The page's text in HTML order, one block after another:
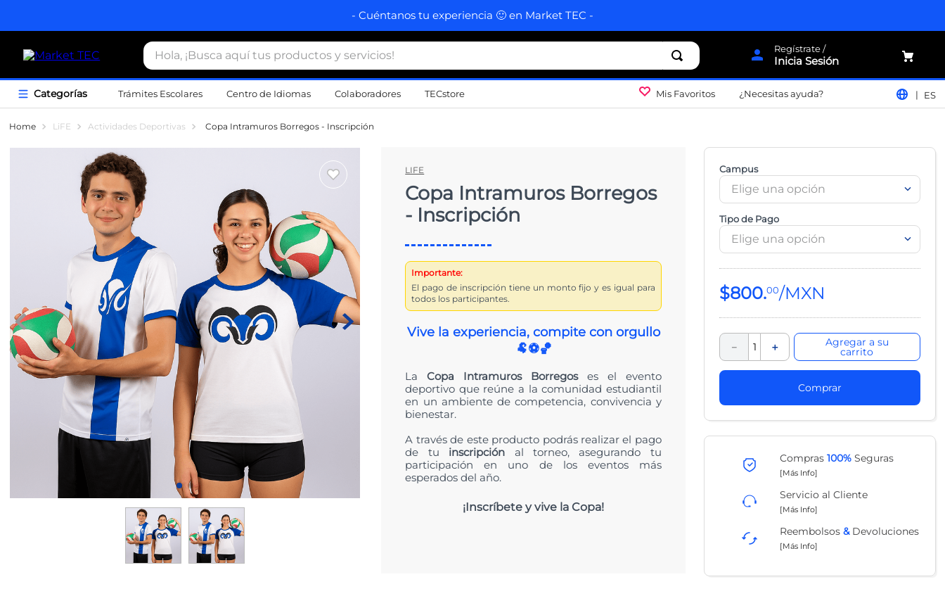
- Cuéntanos tu experiencia 🙂 en Market TEC -
Hola, ¡Busca aquí tus productos y servicios!
Inicia Sesión
Trámites Escolares Centro de Idiomas Colaboradores TECstore Mis Favoritos ¿Necesitas ayuda? ES
LiFE Actividades Deportivas Copa Intramuros Borregos - Inscripción
LIFE
Copa Intramuros Borregos
- Inscripción
Importante:
El pago de inscripción tiene un monto fijo y es igual para
todos los participantes.
Vive la experiencia, compite con orgullo
🐏⚽🏀
LaCopa Intramuros Borregoses el evento
deportivo que reúne a la comunidad estudiantil
en un ambiente de competencia, convivencia y
bienestar.
A través de este producto podrás realizar el pago
de tu inscripción al torneo, asegurando tu
participación en uno de los eventos más
esperados del año.
¡Inscríbete y vive la Copa!
Campus
Elige una opción
Tipo de Pago
Elige una opción
$800.00
＋
－ Agregar a su
carrito
Comprar
Compras 100%Seguras
[Más Info]
Servicio al Cliente
[Más Info]
Reembolsos &Devoluciones
[Más Info]
3.
4.
sudadera
5.
chamarra
6.
credencial
7
certificado
8. transcript